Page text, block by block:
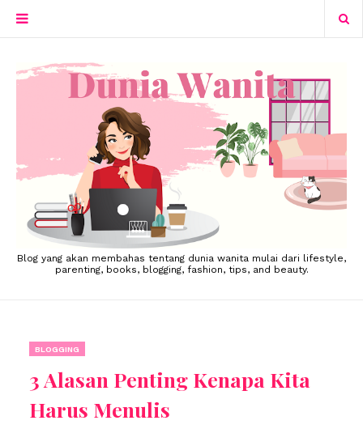
Blog yang akan membahas tentang dunia wanita mulai dari lifestyle,
parenting, books, blogging, fashion, tips, and beauty.
BLOGGING
3 Alasan Penting Kenapa Kita
Harus Menulis